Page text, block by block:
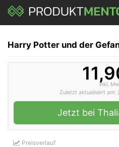
Skip
main
Harry Potter und der
inkl.
Zuletzt aktualisiert am:
Jetzt bei
Preisverlauf